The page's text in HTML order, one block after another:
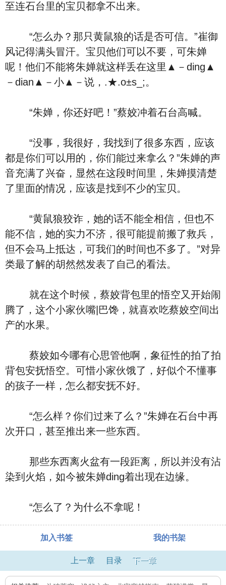
至连石台里的宝贝都拿不出来。
“怎么办？那只黄鼠狼的话是否可信。”崔御
风记得满头冒汗。宝贝他们可以不要，可朱婵
呢！他们不能将朱婵就这样丢在这里▲－ding▲
－dian▲－小▲－说，.★.o±s_;。
“朱婵，你还好吧！”蔡姣冲着石台高喊。
“没事，我很好，我找到了很多东西，应该
都是你们可以用的，你们能过来拿么？”朱婵的声
音充满了兴奋，显然在这段时间里，朱婵摸清楚
了里面的情况，应该是找到不少的宝贝。
“黄鼠狼狡诈，她的话不能全相信，但也不
能不信，她的实力不济，很可能提前搬了救兵，
但不会马上抵达，可我们的时间也不多了。”对异
类最了解的胡然然发表了自己的看法。
就在这个时候，蔡姣背包里的悟空又开始闹
腾了，这个小家伙嘴|巴馋，就喜欢吃蔡姣空间出
产的水果。
蔡姣如今哪有心思管他啊，象征性的拍了拍
背包安抚悟空。可惜小家伙饿了，好似个不懂事
的孩子一样，怎么都安抚不好。
“怎么样？你们过来了么？”朱婵在石台中再
次开口，甚至推出来一些东西。
那些东西离火盆有一段距离，所以并没有沾
染到火焰，如今被朱婵ding着出现在边缘。
“怎么了？为什么不拿呢！
加入书签 我的书架
上一章 目录 下一章